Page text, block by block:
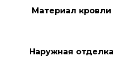
Материал кровли
Наружная отделка